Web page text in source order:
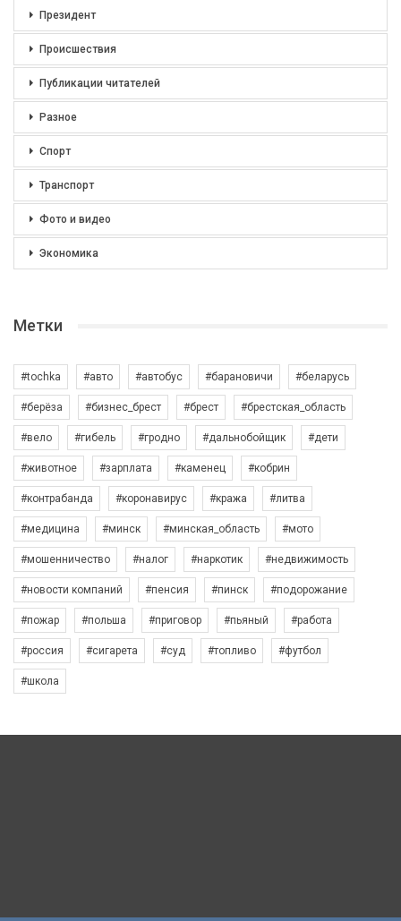
Президент
Происшествия
Публикации читателей
Разное
Спорт
Транспорт
Фото и видео
Экономика
Метки
#tochka #авто #автобус #барановичи #беларусь
#берёза #бизнес_брест #брест #брестская_область
#вело #гибель #гродно #дальнобойщик #дети
#животное #зарплата #каменец #кобрин
#контрабанда #коронавирус #кража #литва
#медицина #минск #минская_область #мото
#мошенничество #налог #наркотик #недвижимость
#новости компаний #пенсия #пинск #подорожание
#пожар #польша #приговор #пьяный #работа
#россия #сигарета #суд #топливо #футбол
#школа